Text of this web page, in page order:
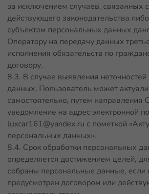
за исключением случаев, связанных
действующего законодательства
субъектом персональных данных
Оператору на передачу данных
исполнения обязательств по
договору.
8.3. В случае выявления
данных, Пользователь может
самостоятельно, путем направления
уведомление на адрес электронной
luxcar161@yandex.ru с пометкой
персональных данных».
8.4. Срок обработки персональных
определяется достижением целей,
собраны персональные данные, если
предусмотрен договором или